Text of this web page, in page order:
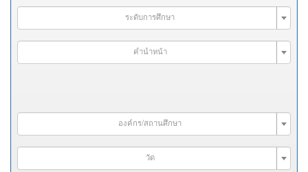
ระดับการศึกษา
คำนำหน้า
องค์กร/สถานศึกษา
วัด